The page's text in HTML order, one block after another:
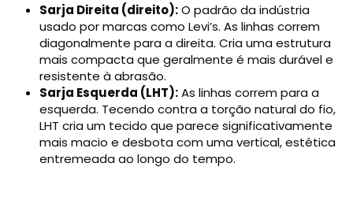
Sarja Direita (direito):O padrão da indústria
usado por marcas como Levi’s. As linhas correm
diagonalmente para a direita. Cria uma estrutura
mais compacta que geralmente é mais durável e
resistente à abrasão.
Sarja Esquerda (LHT):As linhas correm para a
esquerda. Tecendo contra a torção natural do fio,
LHT cria um tecido que parece significativamente
mais macio e desbota com uma vertical, estética
entremeada ao longo do tempo.